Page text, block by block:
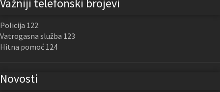
Važniji telefonski brojevi
Policija 122
Vatrogasna služba 123
Hitna pomoć 124
Novosti